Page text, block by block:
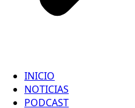
INICIO
NOTICIAS
PODCAST